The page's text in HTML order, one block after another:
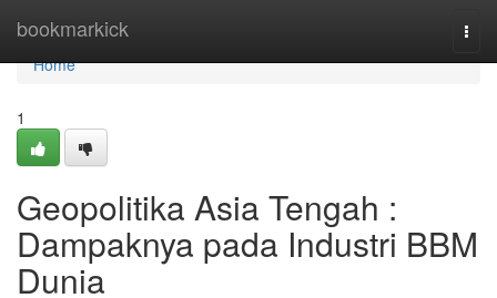
bookmarkick
Home
Home
1
Geopolitika Asia Tengah :
Dampaknya pada Industri BBM
Dunia